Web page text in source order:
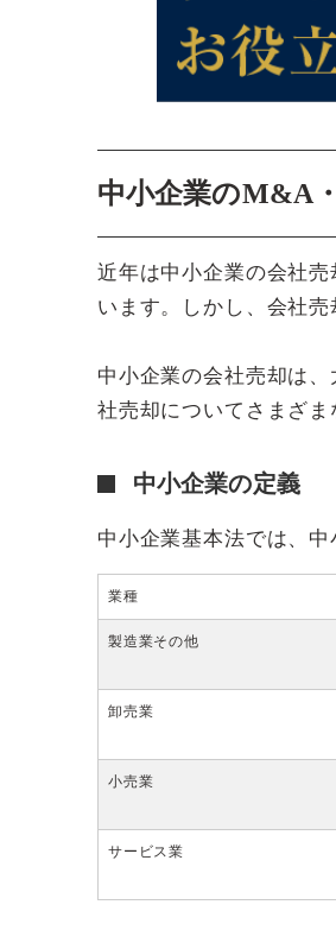
中小企業のM&A
近年は中小企業の会社
います。しかし、会社
中小企業の会社売却は
社売却についてさまざま
中小企業の定義
中小企業基本法では、
業種
製造業その他
卸売業
小売業
サービス業